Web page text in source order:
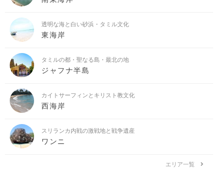
透明な海と白い砂浜・タミル文化
東海岸
タミルの都・聖なる島・最北の地
ジャフナ半島
カイトサーフィンとキリスト教文化
西海岸
スリランカ内戦の激戦地と戦争遺産
ワンニ
エリア一覧